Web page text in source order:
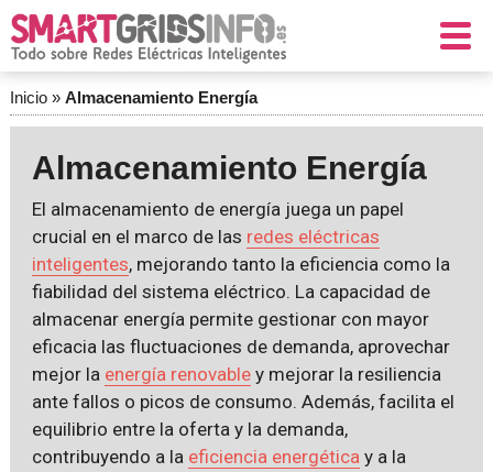
Inicio» Almacenamiento Energía
Almacenamiento Energía
El almacenamiento de energía juega un papel
crucial en el marco de las redes eléctricas
inteligentes, mejorando tanto la eficiencia como la
fiabilidad del sistema eléctrico. La capacidad de
almacenar energía permite gestionar con mayor
eficacia las fluctuaciones de demanda, aprovechar
mejor la energía renovabley mejorar la resiliencia
ante fallos o picos de consumo. Además, facilita el
equilibrio entre la oferta y la demanda,
contribuyendo a la eficiencia energéticay a la